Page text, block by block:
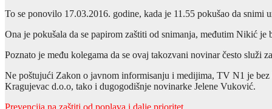
To se ponovilo 17.03.2016. godine, kada je 11.55 pokušao da
Ona je pokušala da se papirom zaštiti od snimanja, međutim Nikić
Poznato je među kolegama da se ovaj takozvani novinar često služi
Ne poštujući Zakon o javnom informisanju i medijima, TV N1 je
Kragujevac d.o.o, tako i dugogodišnje novinarke Jelene Vuković.